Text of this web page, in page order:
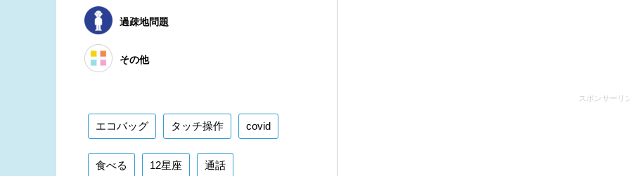
スポンサーリ
過疎地問題
その他
エコバッグ タッチ操作 covid
食べる 12星座 通話